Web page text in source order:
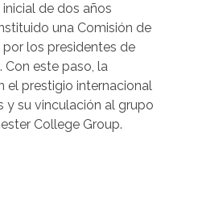
de dos años
una Comisión de
los presidentes de
Con este paso, la
el prestigio internacional
y su vinculación al grupo
College Group.